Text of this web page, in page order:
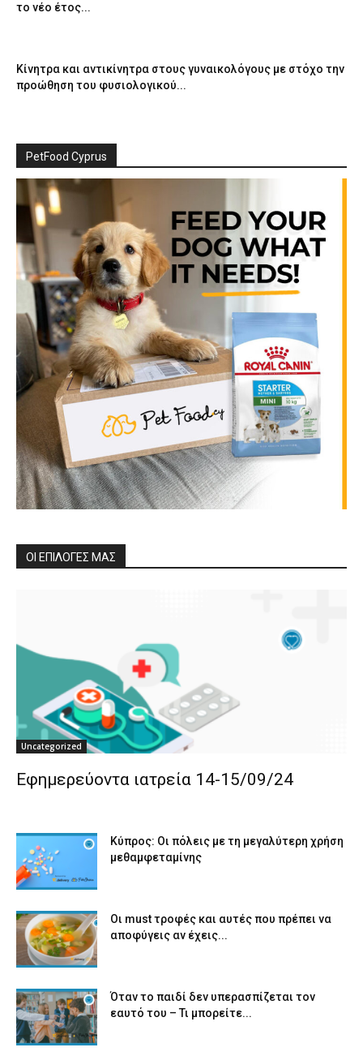
το νέο έτος...
Κίνητρα και αντικίνητρα στους γυναικολόγους με στόχο την
προώθηση του φυσιολογικού...
PetFood Cyprus
ΟΙ ΕΠΙΛΟΓΕΣ ΜΑΣ
Uncategorized
Εφημερεύοντα ιατρεία 14-15/09/24
Κύπρος: Οι πόλεις με τη μεγαλύτερη χρήση
μεθαμφεταμίνης
Οι must τροφές και αυτές που πρέπει να
αποφύγεις αν έχεις...
Όταν το παιδί δεν υπερασπίζεται τον
εαυτό του – Τι μπορείτε...